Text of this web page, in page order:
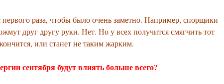
первого раза, чтобы было очень заметно. Например, спорщики
друг другу руки. Нет. Но у всех получится смягчить тот
или станет не таким жарким.
сентября будут влиять больше всего?